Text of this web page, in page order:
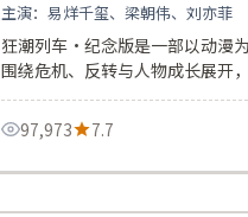
主演： 易烊千玺、梁朝伟、刘亦菲
狂潮列车·纪念版是一部以动漫
围绕危机、反转与人物成长展开
得推荐观看。
97,973
7.7
院线